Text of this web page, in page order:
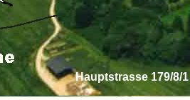
Hauptstrasse 179/8/